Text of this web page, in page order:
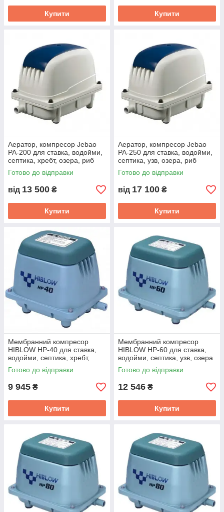
Купити Купити
Аератор, компресор Jebao
PA-200 для ставка, водойми,
септика, хребт, озера, риб
Готово до відправки
від 13 500 ₴
Купити
Аератор, компресор Jebao
PA-250 для ставка, водойми,
септика, узв, озера, риб
Готово до відправки
від 17 100 ₴
Купити
Мембранний компресор
HIBLOW HP-40 для ставка,
водойми, септика, хребт,
озера
Готово до відправки
9 945 ₴
Купити
Мембранний компресор
HIBLOW HP-60 для ставка,
водойми, септика, узв, озера
Готово до відправки
12 546 ₴
Купити